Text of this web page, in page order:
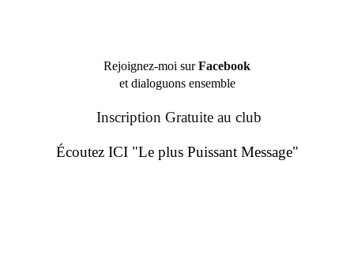
Rejoignez-moi surFacebook
et dialoguons ensemble
Inscription Gratuite au club
Écoutez ICI "Le plus Puissant Message"